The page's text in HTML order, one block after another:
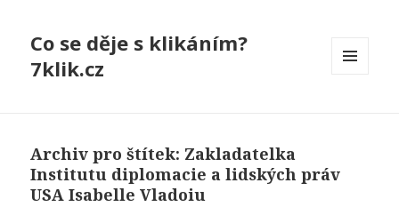
Co se děje s klikáním?
7klik.cz
Archiv pro štítek: Zakladatelka
Institutu diplomacie a lidských práv
USA Isabelle Vladoiu